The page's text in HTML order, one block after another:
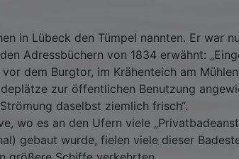
in Lübeck den Tümpel nannten. Er war
Adressbüchern von 1834 erwähnt:
dem Burgtor, im Krähenteich am
zur öffentlichen Benutzung
daselbst ziemlich frisch“.
wo es an den Ufern viele
gebaut wurde, fielen viele dieser